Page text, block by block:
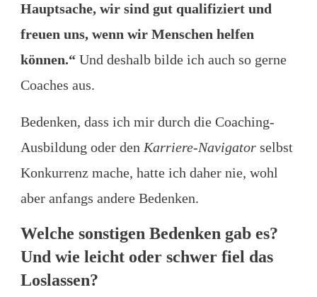
Hauptsache, wir sind gut qualifiziert und
freuen uns, wenn wir Menschen helfen
können.“ Und deshalb bilde ich auch so gerne
Coaches aus.
Bedenken, dass ich mir durch die Coaching-
Ausbildung oder den Karriere-Navigator selbst
Konkurrenz mache, hatte ich daher nie, wohl
aber anfangs andere Bedenken.
Welche sonstigen Bedenken gab es?
Und wie leicht oder schwer fiel das
Loslassen?